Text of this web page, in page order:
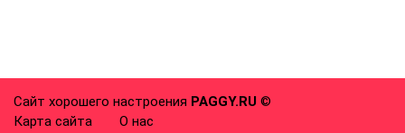
Сайт хорошего настроения PAGGY.RU ©
Карта сайта
О нас